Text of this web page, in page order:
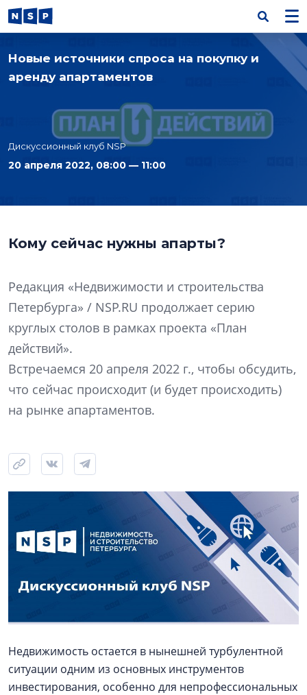
Новые источники спроса на покупку и
аренду апартаментов
Дискуссионный клуб NSP
20 апреля 2022, 08:00 — 11:00
Кому сейчас нужны апарты?
Редакция «Недвижимости и строительства
Петербурга» / NSP.RU продолжает серию
круглых столов в рамках проекта «План
действий».
Встречаемся 20 апреля 2022 г., чтобы обсудить,
что сейчас происходит (и будет происходить)
на рынке апартаментов.
Недвижимость остается в нынешней турбулентной
ситуации одним из основных инструментов
инвестирования, особенно для непрофессиональных